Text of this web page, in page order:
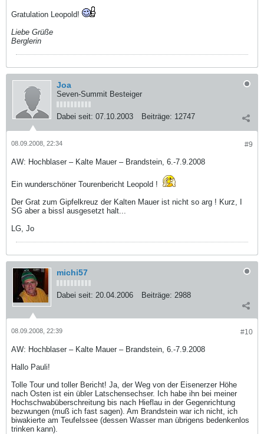
Gratulation Leopold!
Liebe Grüße
Berglerin
Joa
Seven-Summit Besteiger
Dabei seit: 07.10.2003 Beiträge: 12747
#9
08.09.2008, 22:34
AW: Hochblaser – Kalte Mauer – Brandstein, 6.-7.9.2008
Ein wunderschöner Tourenbericht Leopold !
Der Grat zum Gipfelkreuz der Kalten Mauer ist nicht so arg ! Kurz, I
SG aber a bissl ausgesetzt halt...
LG, Jo
michi57
Dabei seit: 20.04.2006 Beiträge: 2988
#10
08.09.2008, 22:39
AW: Hochblaser – Kalte Mauer – Brandstein, 6.-7.9.2008
Hallo Pauli!
Tolle Tour und toller Bericht! Ja, der Weg von der Eisenerzer Höhe
nach Osten ist ein übler Latschensechser. Ich habe ihn bei meiner
Hochschwabüberschreitung bis nach Hieflau in der Gegenrichtung
bezwungen (muß ich fast sagen). Am Brandstein war ich nicht, ich
biwakierte am Teufelssee (dessen Wasser man übrigens bedenkenlos
trinken kann).